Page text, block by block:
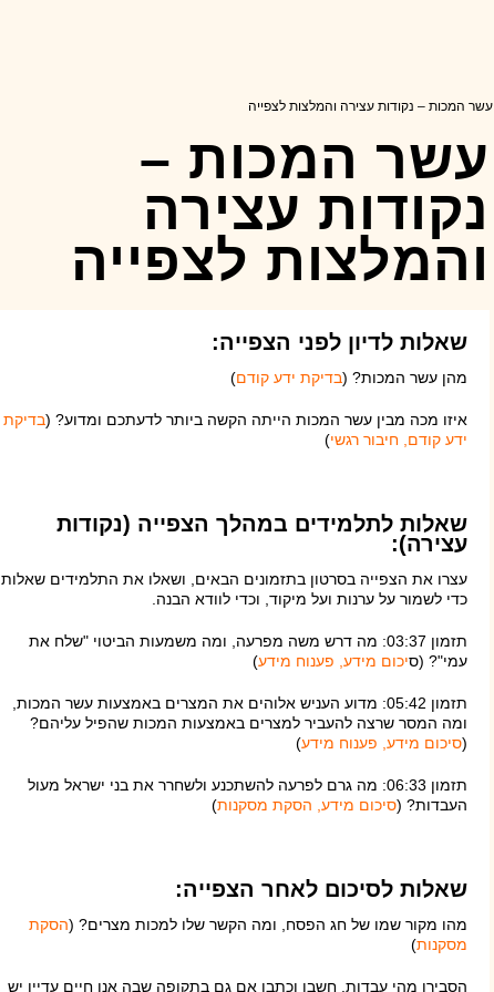
עשר המכות – נקודות עצירה והמלצות לצפייה
עשר המכות –
נקודות עצירה
והמלצות לצפייה
שאלות לדיון לפני הצפייה:
מהן עשר המכות? (בדיקת ידע קודם)
איזו מכה מבין עשר המכות הייתה הקשה ביותר לדעתכם ומדוע? (בדיקת
ידע קודם, חיבור רגשי)
שאלות לתלמידים במהלך הצפייה (נקודות
עצירה):
עצרו את הצפייה בסרטון בתזמונים הבאים, ושאלו את התלמידים שאלות
כדי לשמור על ערנות ועל מיקוד, וכדי לוודא הבנה.
תזמון 03:37: מה דרש משה מפרעה, ומה משמעות הביטוי "שלח את
עמי"? (סיכום מידע, פענוח מידע)
תזמון 05:42: מדוע העניש אלוהים את המצרים באמצעות עשר המכות,
ומה המסר שרצה להעביר למצרים באמצעות המכות שהפיל עליהם?
(סיכום מידע, פענוח מידע)
תזמון 06:33: מה גרם לפרעה להשתכנע ולשחרר את בני ישראל מעול
העבדות? (סיכום מידע, הסקת מסקנות)
שאלות לסיכום לאחר הצפייה:
מהו מקור שמו של חג הפסח, ומה הקשר שלו למכות מצרים? (הסקת
מסקנות)
הסבירו מהי עבדות. חשבו וכתבו אם גם בתקופה שבה אנו חיים עדיין יש